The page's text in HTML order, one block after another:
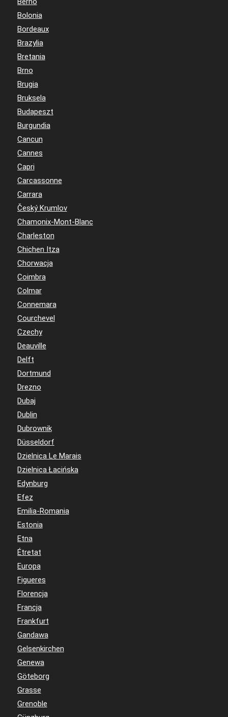
Bolonia
Bordeaux
Brazylia
Bretania
Brno
Brugia
Bruksela
Budapeszt
Burgundia
Cancun
Cannes
Capri
Carcassonne
Carrara
Český Krumlov
Chamonix-Mont-Blanc
Charleston
Chichen Itza
Chorwacja
Coimbra
Colmar
Connemara
Courchevel
Czechy
Deauville
Delft
Dortmund
Drezno
Dubaj
Dublin
Dubrownik
Düsseldorf
Dzielnica Le Marais
Dzielnica Łacińska
Edynburg
Efez
Emilia-Romania
Estonia
Etna
Étretat
Europa
Figueres
Florencja
Francja
Frankfurt
Gandawa
Gelsenkirchen
Genewa
Göteborg
Grasse
Grenoble